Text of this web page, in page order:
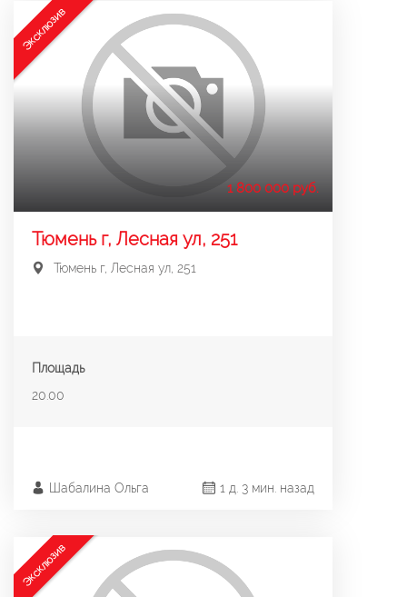
Эксклюзив
1 800 000 руб.
Тюмень г, Лесная ул, 251
Тюмень г, Лесная ул, 251
Площадь
20.00
1 д. 3 мин. назад
Шабалина Ольга
Эксклюзив